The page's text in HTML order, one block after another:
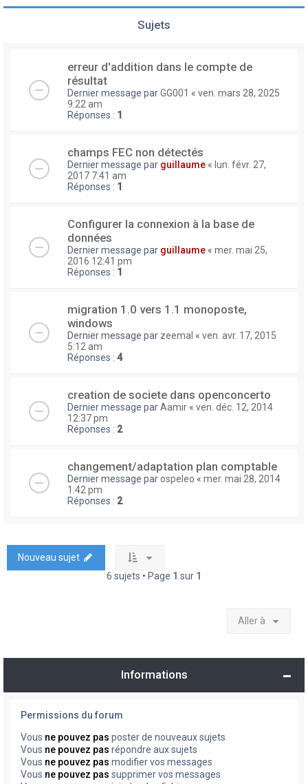
Sujets
erreur d'addition dans le compte de
résultat
Dernier message parGG001 « ven. mars 28, 2025
9:22 am
Réponses : 1
champs FEC non détectés
Dernier message par guillaume « lun. févr. 27,
2017 7:41 am
Réponses : 1
Configurer la connexion à la base de
données
Dernier message par guillaume « mer. mai 25,
2016 12:41 pm
Réponses : 1
migration 1.0 vers 1.1 monoposte,
windows
Dernier message par zeemal « ven. avr. 17, 2015
5:12 am
Réponses : 4
creation de societe dans openconcerto
Dernier message parAamir « ven. déc. 12, 2014
12:37 pm
Réponses : 2
changement/adaptation plan comptable
Dernier message parospeleo « mer. mai 28, 2014
1:42 pm
Réponses : 2
Nouveau sujet
6 sujets • Page 1 sur 1
Aller à
Informations
Permissions du forum
Vous ne pouvez pas poster de nouveaux sujets
Vous ne pouvez pas répondre aux sujets
Vous ne pouvez pas modifier vos messages
Vous ne pouvez pas supprimer vos messages